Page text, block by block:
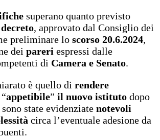
superano quanto previsto
, approvato dal Consiglio dei
preliminare lo scorso 20.6.2024,
dei pareri espressi dalle
di Camera e Senato.
è quello di rendere
“appetibile” il nuovo istituto dopo
state evidenziate notevoli
circa l’eventuale adesione da